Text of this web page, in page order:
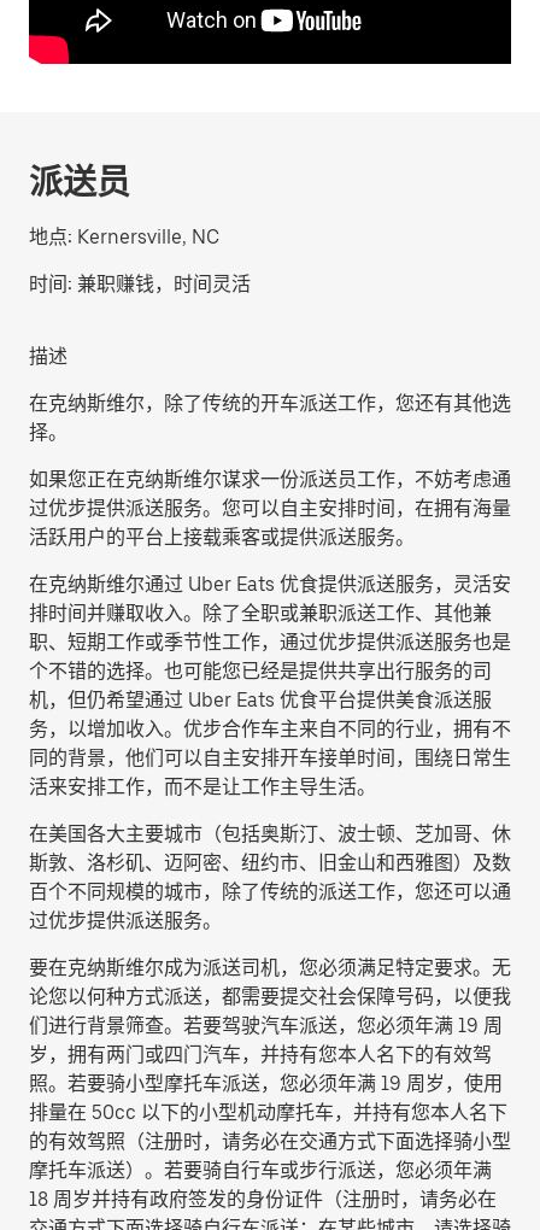
派送员
地点: Kernersville, NC
时间: 兼职赚钱，时间灵活
描述
在克纳斯维尔，除了传统的开车派送工作，您还有其他选
择。
如果您正在克纳斯维尔谋求一份派送员工作，不妨考虑通
过优步提供派送服务。您可以自主安排时间，在拥有海量
活跃用户的平台上接载乘客或提供派送服务。
在克纳斯维尔通过 Uber Eats 优食提供派送服务，灵活安
排时间并赚取收入。除了全职或兼职派送工作、其他兼
职、短期工作或季节性工作，通过优步提供派送服务也是
个不错的选择。也可能您已经是提供共享出行服务的司
机，但仍希望通过 Uber Eats 优食平台提供美食派送服
务，以增加收入。优步合作车主来自不同的行业，拥有不
同的背景，他们可以自主安排开车接单时间，围绕日常生
活来安排工作，而不是让工作主导生活。
在美国各大主要城市（包括奥斯汀、波士顿、芝加哥、休
斯敦、洛杉矶、迈阿密、纽约市、旧金山和西雅图）及数
百个不同规模的城市，除了传统的派送工作，您还可以通
过优步提供派送服务。
要在克纳斯维尔成为派送司机，您必须满足特定要求。无
论您以何种方式派送，都需要提交社会保障号码，以便我
们进行背景筛查。若要驾驶汽车派送，您必须年满 19 周
岁，拥有两门或四门汽车，并持有您本人名下的有效驾
照。若要骑小型摩托车派送，您必须年满 19 周岁，使用
排量在 50cc 以下的小型机动摩托车，并持有您本人名下
的有效驾照（注册时，请务必在交通方式下面选择骑小型
摩托车派送）。若要骑自行车或步行派送，您必须年满
18 周岁并持有政府签发的身份证件（注册时，请务必在